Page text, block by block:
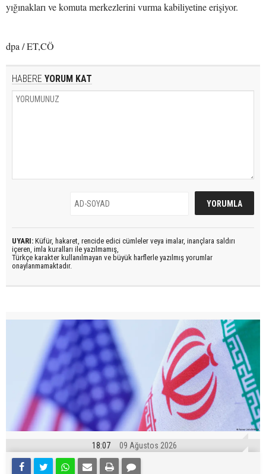
yığınakları ve komuta merkezlerini vurma kabiliyetine erişiyor.
dpa / ET,CÖ
HABERE YORUM KAT
UYARI: Küfür, hakaret, rencide edici cümleler veya imalar, inançlara saldırı
içeren, imla kuralları ile yazılmamış,
Türkçe karakter kullanılmayan ve büyük harflerle yazılmış yorumlar
onaylanmamaktadır.
18:07 09 Ağustos 2026